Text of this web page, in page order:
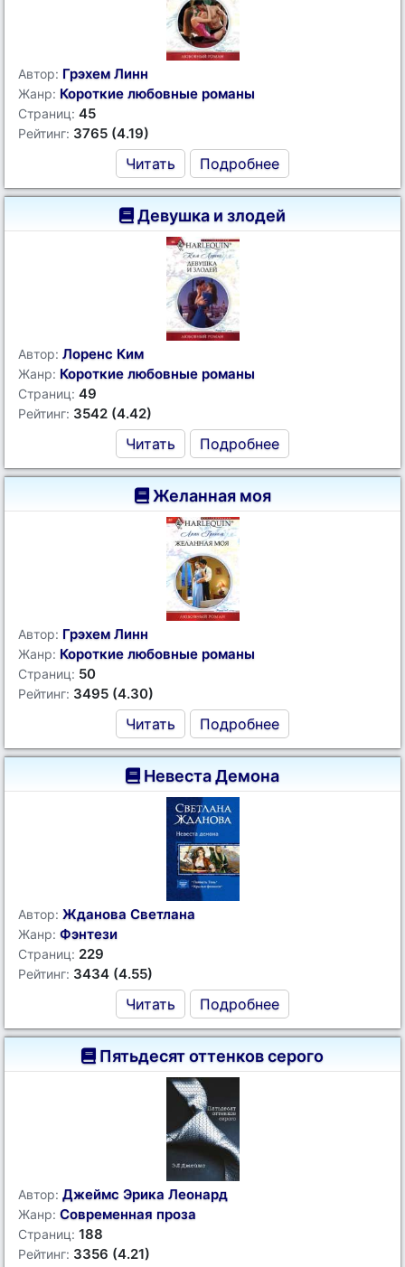
Автор: Грэхем Линн
Жанр: Короткие любовные романы
Страниц: 45
Рейтинг: 3765 (4.19)
Читать Подробнее
Девушка и злодей
Автор: Лоренс Ким
Жанр: Короткие любовные романы
Страниц: 49
Рейтинг: 3542 (4.42)
Читать Подробнее
Желанная моя
Автор: Грэхем Линн
Жанр: Короткие любовные романы
Страниц: 50
Рейтинг: 3495 (4.30)
Читать Подробнее
Невеста Демона
Автор: Жданова Светлана
Жанр: Фэнтези
Страниц: 229
Рейтинг: 3434 (4.55)
Читать Подробнее
Пятьдесят оттенков серого
Автор: Джеймс Эрика Леонард
Жанр: Современная проза
Страниц: 188
Рейтинг: 3356 (4.21)